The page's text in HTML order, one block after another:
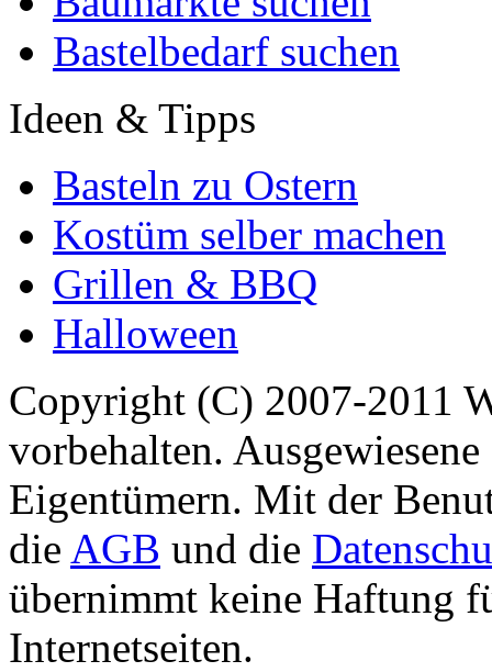
Bastelbedarf suchen
Ideen & Tipps
Basteln zu Ostern
Kostüm selber machen
Grillen & BBQ
Halloween
Copyright (C) 2007-2011
vorbehalten.
Eigentümern. Mit der
die AGB und die
übernimmt keine Haftung
Internetseiten.